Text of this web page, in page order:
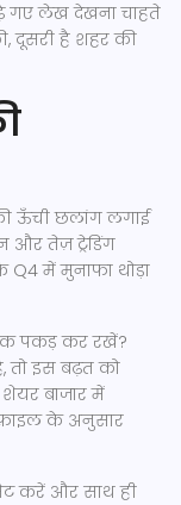
गए लेख देखना चाहते
दूसरी है शहर की
ऊँची छलांग लगाई
और तेज़ ट्रेडिंग
Q4 में मुनाफा थोड़ा
पकड़ कर रखें?
तो इस बढ़त को
बाजार में
के अनुसार
करें और साथ ही